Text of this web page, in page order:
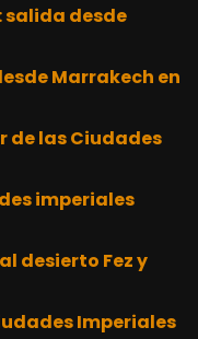
salida desde
Marrakech en
de las Ciudades
imperiales
desierto Fez y
Imperiales